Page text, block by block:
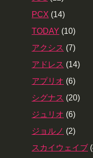
PCX (14)
TODAY (10)
アクシス (7)
アドレス (14)
アプリオ (6)
シグナス (20)
ジュリオ (6)
ジョルノ (2)
スカイウェイブ